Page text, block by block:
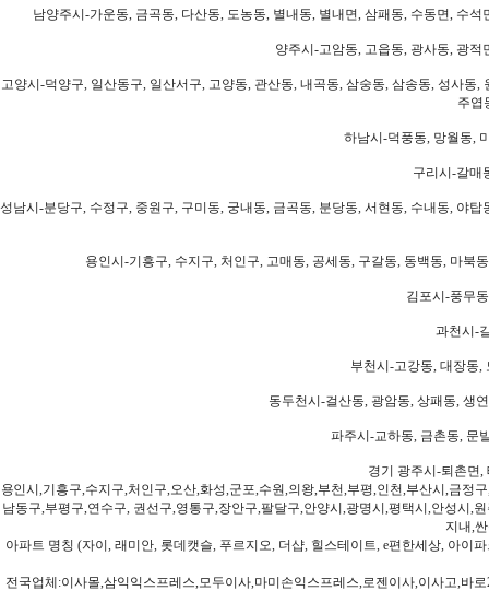
남양주시-가운동, 금곡동, 다산동, 도농동, 별내동, 별내면, 삼패동, 수동면, 수
양주시-고암동, 고읍동, 광사동, 광
고양시-덕양구, 일산동구, 일산서구, 고양동, 관산동, 내곡동, 삼숭동, 삼송동, 성사
주엽
하남시-덕풍동, 망월동,
구리시-갈매
성남시-분당구, 수정구, 중원구, 구미동, 궁내동, 금곡동, 분당동, 서현동, 수내동, 야
용인시-기흥구, 수지구, 처인구, 고매동, 공세동, 구갈동, 동백동, 마북
김포시-풍무
과천시-
부천시-고강동, 대장동,
동두천시-걸산동, 광암동, 상패동, 생
파주시-교하동, 금촌동, 문
경기 광주시-퇴촌면,
용인시,기흥구,수지구,처인구,오산,화성,군포,수원,의왕,부천,부평,인천,부산시,금
남동구,부평구,연수구, 권선구,영통구,장안구,팔달구,안양시,광명시,평택시,안성시,
지내,
아파트 명칭 (자이, 래미안, 롯데캣슬, 푸르지오, 더샵, 힐스테이트, e편한세상, 아이
전국업체:이사몰,삼익익스프레스,모두이사,마미손익스프레스,로젠이사,이사고,바